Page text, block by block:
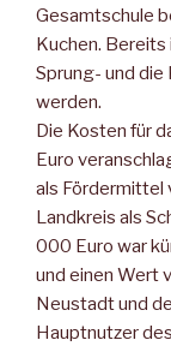
Gesamtschule
Kuchen. Bereits
Sprung- und
werden.
Die Kosten für
Euro
als Fördermittel
Landkreis als
000 Euro war
und einen Wert
Neustadt und
Hauptnutzer